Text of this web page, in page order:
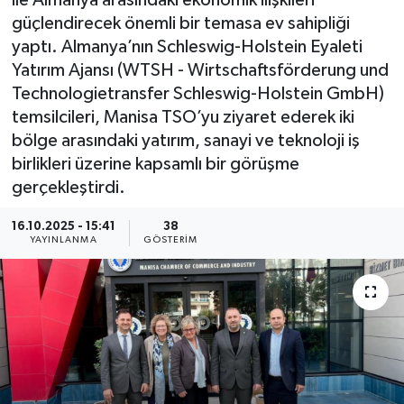
güçlendirecek önemli bir temasa ev sahipliği
yaptı. Almanya’nın Schleswig-Holstein Eyaleti
Yatırım Ajansı (WTSH - Wirtschaftsförderung und
Technologietransfer Schleswig-Holstein GmbH)
temsilcileri, Manisa TSO’yu ziyaret ederek iki
bölge arasındaki yatırım, sanayi ve teknoloji iş
birlikleri üzerine kapsamlı bir görüşme
gerçekleştirdi.
16.10.2025 - 15:41
YAYINLANMA
38
GÖSTERIM
KÜLTÜR SANAT
YAŞAM
LIFE
SARIGÖL
SARUHANLI
SELENDİ
KIRKAĞAÇ
GÖLMARMARA
GÖRDES
KÖPRÜBAŞI
SOMA
KÖPRÜBAŞI
KULA
SALİHLİ
SARIGÖL
ŞEHZADELER
SELENDİ
SOMA
TURGUTLU
EKONOMİ
EĞİTİM
KÜLTÜR SANAT
SPOR
LIFE
BİLİM VE TEKNOLOJİ
YAZARLAR
MANİSA'NIN YÖRESEL LEZZETLERİ